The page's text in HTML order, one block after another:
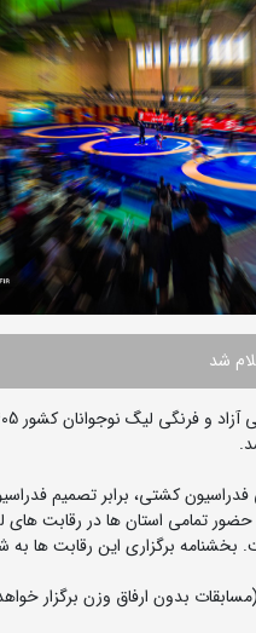
شد
کشتی، برابر تصمیم
تمامی استان ها در رقابت های
بخشنامه برگزاری این رقابت ها